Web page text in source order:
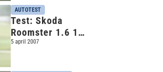
AUTOTEST
Test: Skoda
Roomster 1.6 16V
Comfort (2006)
5 april 2007